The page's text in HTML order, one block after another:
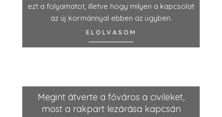
ezt a folyamatot, illetve hogy milyen a kapcsolat
az új kormánnyal ebben az ügyben.
ELOLVASOM
Megint átverte a főváros a civileket,
most a rakpart lezárása kapcsán